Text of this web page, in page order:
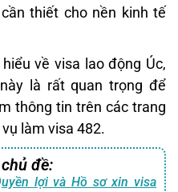
thiết cho nền kinh tế
về visa lao động Úc,
là rất quan trọng để
thông tin trên các trang
làm visa 482.
đề:
lợi và Hồ sơ xin visa